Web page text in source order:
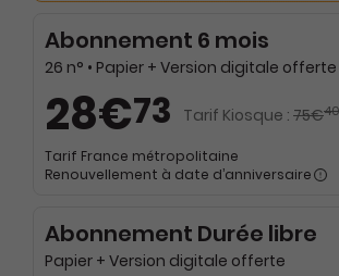
Abonnement 6 mois
26 n° • Papier + Version digitale offerte
28€73 Tarif Kiosque : 75€40
Tarif France métropolitaine
Renouvellement à date d’anniversaire
Abonnement Durée libre
Papier + Version digitale offerte